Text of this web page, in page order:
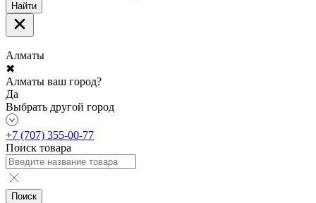
Найти
Алматы
✖
Алматы ваш город?
Да
Выбрать другой город
+7 (707) 355-00-77
Поиск товара
Поиск